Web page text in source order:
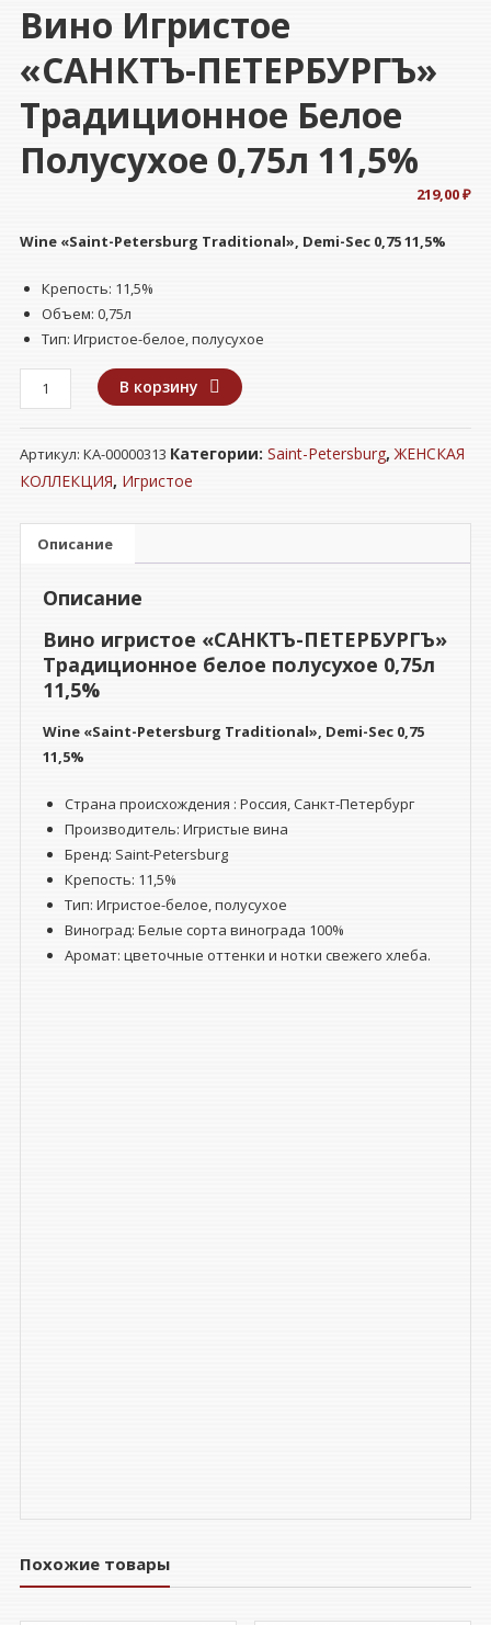
Вино Игристое
«САНКТЪ-ПЕТЕРБУРГЪ»
Традиционное Белое
Полусухое 0,75л 11,5%
219,00₽
Wine «Saint-Petersburg Traditional», Demi-Sec 0,75 11,5%
Крепость: 11,5%
Объем: 0,75л
Тип: Игристое-белое, полусухое
Количество
товара
Вино
игристое
"САНКТЪ-
Традиционное
белое
0,75л
11,5%
В корзину
Артикул: КА-00000313 Категории: Saint-Petersburg,ЖЕНСКАЯ
КОЛЛЕКЦИЯ, Игристое
Описание
Описание
Вино игристое «САНКТЪ-ПЕТЕРБУРГЪ»
Традиционное белое полусухое 0,75л
11,5%
Wine «Saint-Petersburg Traditional», Demi-Sec 0,75
11,5%
Страна происхождения : Россия, Санкт-Петербург
Производитель: Игристые вина
Бренд: Saint-Petersburg
Крепость: 11,5%
Тип: Игристое-белое, полусухое
Виноград: Белые сорта винограда 100%
Аромат: цветочные оттенки и нотки свежего хлеба.
Похожие товары